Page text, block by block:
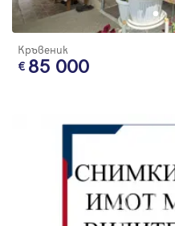
Кръвеник
85 000